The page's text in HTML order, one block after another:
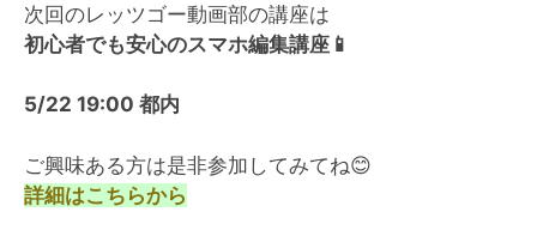
次回のレッツゴー動画部の講座は
初心者でも安心のスマホ編集講座 📱
5/22 19:00 都内
ご興味ある方は是非参加してみてね😊
詳細はこちらから